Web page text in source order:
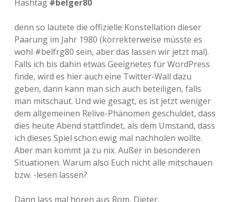
Hashtag #belger80
denn so lautete die offizielle Konstellation dieser
Paarung im Jahr 1980 (korrekterweise müsste es
wohl #belfrg80 sein, aber das lassen wir jetzt mal).
Falls ich bis dahin etwas Geeignetes für WordPress
finde, wird es hier auch eine Twitter-Wall dazu
geben, dann kann man sich auch beteiligen, falls
man mitschaut. Und wie gesagt, es ist jetzt weniger
dem allgemeinen Relive-Phänomen geschuldet, dass
dies heute Abend stattfindet, als dem Umstand, dass
ich dieses Spiel schon ewig mal nachholen wollte.
Aber man kommt ja zu nix. Außer in besonderen
Situationen. Warum also Euch nicht alle mitschauen
bzw. -lesen lassen?
Dann lass mal hören aus Rom, Dieter.